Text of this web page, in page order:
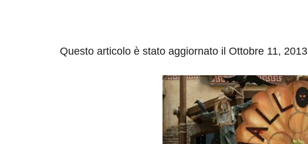
Questo articolo è stato aggiornato il Ottobre 11, 2013